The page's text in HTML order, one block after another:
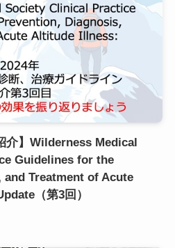
介】Wilderness Medical
Guidelines for the
Treatment of Acute
（第3回）